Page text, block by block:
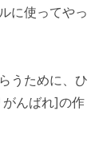
に使ってやっ
うために、ひ
んばれ]の作